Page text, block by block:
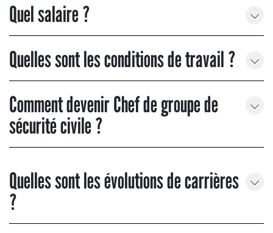
Quel salaire ?
Quelles sont les conditions de travail ?
Comment devenir Chef de groupe de
sécurité civile ?
Quelles sont les évolutions de carrières
?